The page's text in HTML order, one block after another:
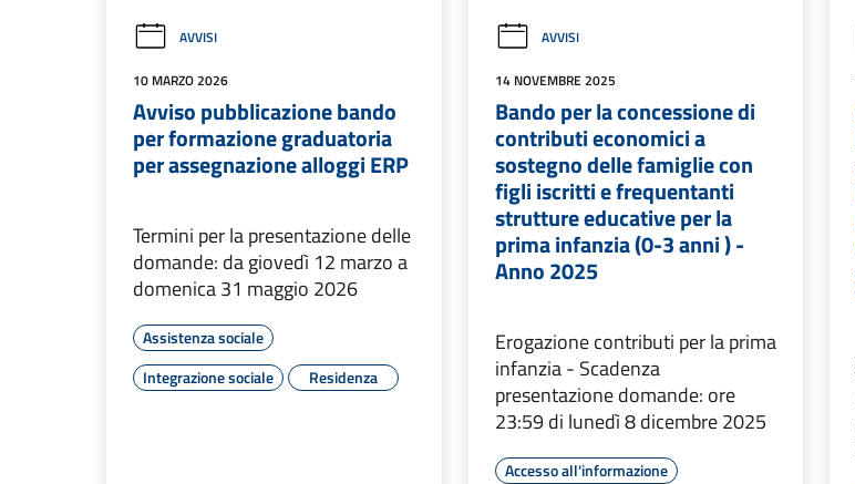
AVVISI
10 MARZO 2026
Avviso pubblicazione bando
per formazione graduatoria
per assegnazione alloggi ERP
Termini per la presentazione delle
domande: da giovedì 12 marzo a
domenica 31 maggio 2026
Assistenza sociale
Integrazione sociale
Residenza
AVVISI
14 NOVEMBRE 2025
Bando per la concessione di
contributi economici a
sostegno delle famiglie con
figli iscritti e frequentanti
strutture educative per la
prima infanzia (0-3 anni ) -
Anno 2025
Erogazione contributi per la prima
infanzia - Scadenza
presentazione domande: ore
23:59 di lunedì 8 dicembre 2025
Accesso all'informazione